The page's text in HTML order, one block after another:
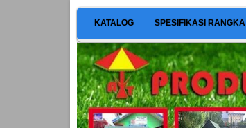
KATALOG SPESIFIKASI RANGKA